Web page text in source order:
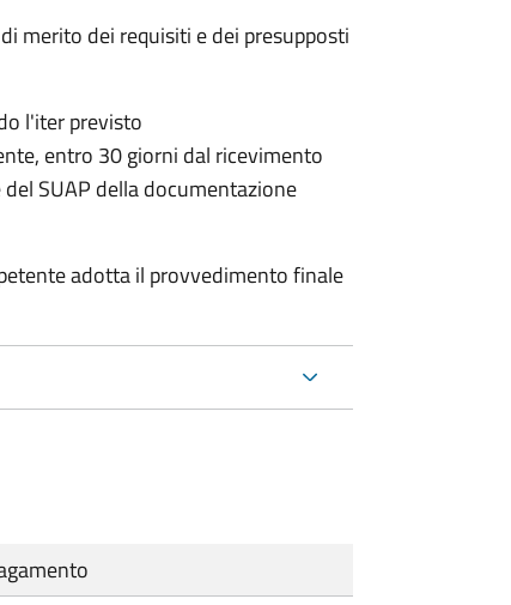
merito dei requisiti e dei presupposti
l'iter previsto
entro 30 giorni dal ricevimento
SUAP della documentazione
adotta il provvedimento finale